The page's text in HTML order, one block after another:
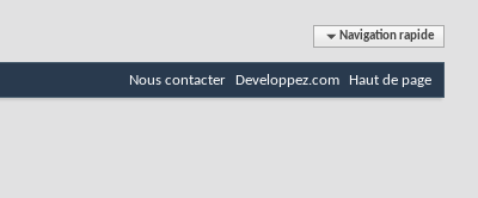
Navigation rapide
Nous contacter Developpez.com Haut de page